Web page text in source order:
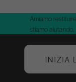
Amiamo
stiamo aiutando.
INIZIA